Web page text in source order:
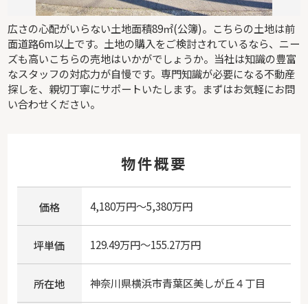
広さの心配がいらない土地面積89㎡(公簿)。こちらの土地は前
面道路6m以上です。土地の購入をご検討されているなら、ニー
ズも高いこちらの売地はいかがでしょうか。当社は知識の豊富
なスタッフの対応力が自慢です。専門知識が必要になる不動産
探しを、親切丁寧にサポートいたします。まずはお気軽にお問
い合わせください。
物件概要
価格 4,180万円～5,380万円
坪単価 129.49万円～155.27万円
所在地 神奈川県横浜市青葉区美しが丘４丁目